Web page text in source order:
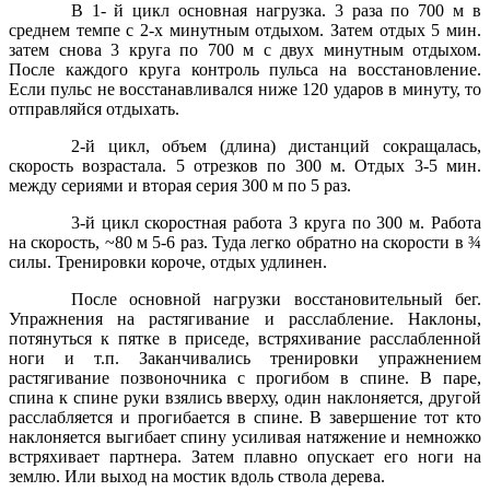
В 1- й цикл основная нагрузка. 3 раза по 700 м в
среднем темпе с 2-х минутным отдыхом. Затем отдых 5 мин.
затем снова 3 круга по 700 м с двух минутным отдыхом.
После каждого круга контроль пульса на восстановление.
Если пульс не восстанавливался ниже 120 ударов в минуту, то
отправляйся отдыхать.
2-й цикл, объем (длина) дистанций сокращалась,
скорость возрастала. 5 отрезков по 300 м. Отдых 3-5 мин.
между сериями и вторая серия 300 м по 5 раз.
3-й цикл скоростная работа 3 круга по 300 м. Работа
на скорость, ~80 м 5-6 раз. Туда легко обратно на скорости в ¾
силы. Тренировки короче, отдых удлинен.
После основной нагрузки восстановительный бег.
Упражнения на растягивание и расслабление. Наклоны,
потянуться к пятке в приседе, встряхивание расслабленной
ноги и т.п. Заканчивались тренировки упражнением
растягивание позвоночника с прогибом в спине. В паре,
спина к спине руки взялись вверху, один наклоняется, другой
расслабляется и прогибается в спине. В завершение тот кто
наклоняется выгибает спину усиливая натяжение и немножко
встряхивает партнера. Затем плавно опускает его ноги на
землю. Или выход на мостик вдоль ствола дерева.